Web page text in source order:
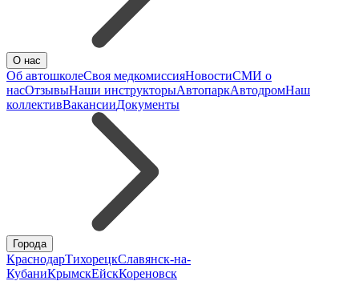
О нас
Об автошколеСвоя медкомиссияНовостиСМИ о
насОтзывыНаши инструкторыАвтопаркАвтодромНаш
коллективВакансииДокументы
Города
КраснодарТихорецкСлавянск-на-
КубаниКрымскЕйскКореновск